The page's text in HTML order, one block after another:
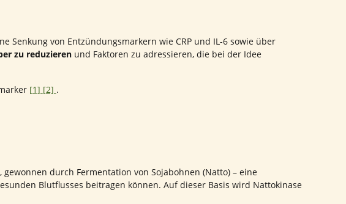
Senkung von Entzündungsmarkern wie CRP und IL-6 sowie über
zu reduzierenund Faktoren zu adressieren, die bei der Idee
[1] [2] .
, gewonnen durch Fermentation von Sojabohnen (Natto) – eine
Blutflusses beitragen können. Auf dieser Basis wird Nattokinase